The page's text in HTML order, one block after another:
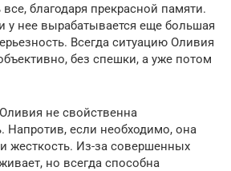
все, благодаря прекрасной памяти.
у нее вырабатывается еще большая
Всегда ситуацию Оливия
без спешки, а уже потом
не свойственна
Напротив, если необходимо, она
жесткость. Из-за совершенных
но всегда способна